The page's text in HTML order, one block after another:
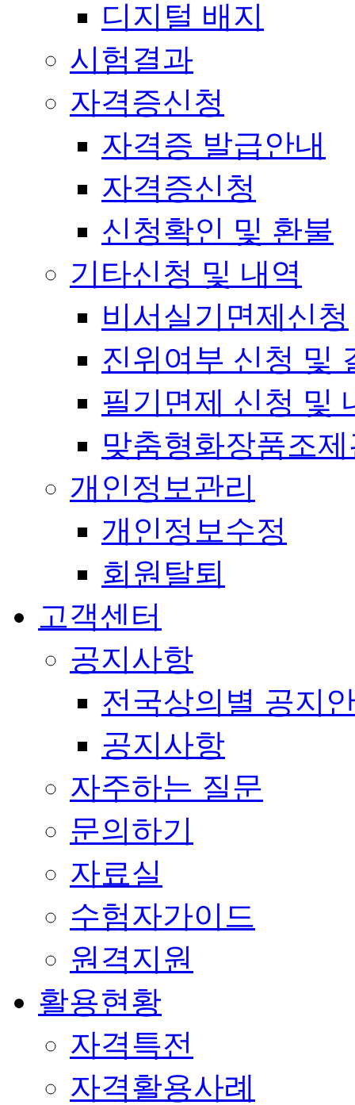
디지털 배지
시험결과
자격증신청
자격증 발급안내
자격증신청
신청확인 및 환불
기타신청 및 내역
비서실기면제신청
진위여부 신청 및
필기면제 신청 및
맞춤형화장품조
개인정보관리
개인정보수정
회원탈퇴
고객센터
공지사항
전국상의별 공지
공지사항
자주하는 질문
문의하기
자료실
수험자가이드
원격지원
활용현황
자격특전
자격활용사례